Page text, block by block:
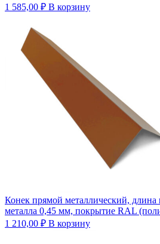
1 585,00 ₽ В корзину
Конек прямой металлический,
металла 0,45 мм, покрытие RAL
1 210,00 ₽ В корзину